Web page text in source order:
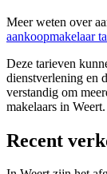
Meer weten over
aankoopmakelaar
Deze tarieven
dienstverlening en
verstandig om
makelaars in Weert.
Recent